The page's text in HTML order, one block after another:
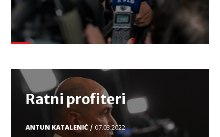
Ratni profiteri
ANTUN KATALENIĆ /07.03.2022.